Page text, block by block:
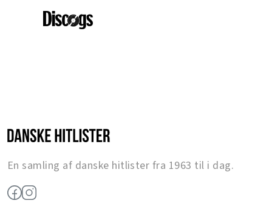
En samling af danske hitlister fra 1963 til i dag.